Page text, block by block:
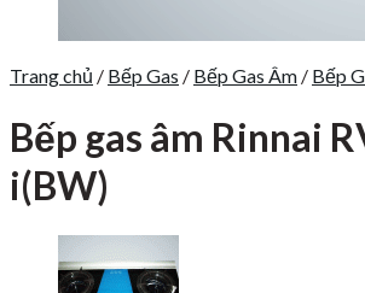
Trang chủ / Bếp Gas / Bếp Gas Âm / Bếp
Bếp gas âm Rinnai
i(BW)